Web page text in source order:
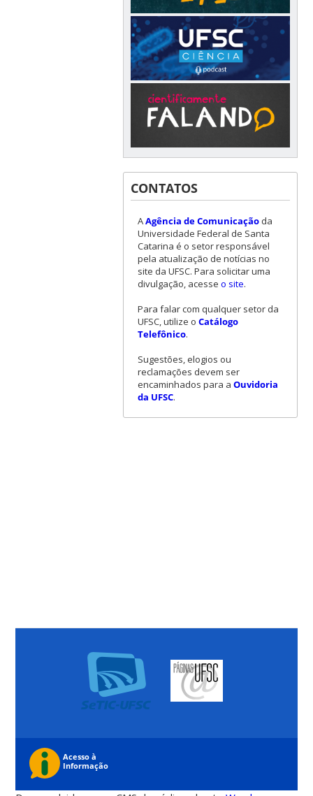
CONTATOS
AAgência de Comunicaçãoda
Universidade Federal de Santa
Catarina é o setor responsável
pela atualização de notícias no
site da UFSC. Para solicitar uma
divulgação, acesse o site.
Para falar com qualquer setor da
UFSC, utilize o Catálogo
Telefônico.
Sugestões, elogios ou
reclamações devem ser
encaminhados para a Ouvidoria
da UFSC.